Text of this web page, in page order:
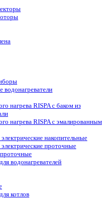
водонагреватели
нагрева RISPA с баком из
нагрева RISPA с эмалированным
накопительные
проточные
водонагревателей
котлов